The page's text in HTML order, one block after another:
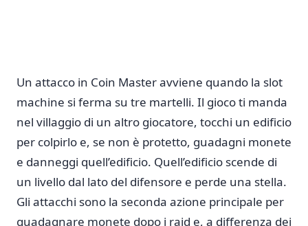
Un attacco in Coin Master avviene quando la slot
machine si ferma su tre martelli. Il gioco ti manda
nel villaggio di un altro giocatore, tocchi un edificio
per colpirlo e, se non è protetto, guadagni monete
e danneggi quell’edificio. Quell’edificio scende di
un livello dal lato del difensore e perde una stella.
Gli attacchi sono la seconda azione principale per
guadagnare monete dopo i raid e, a differenza dei